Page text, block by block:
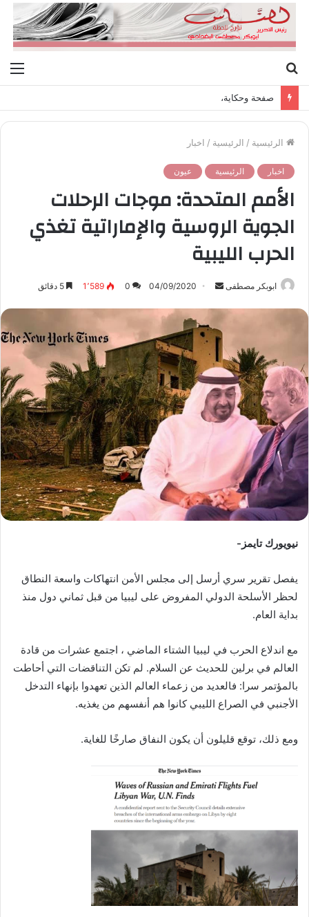
عن
صفحة وحكاية،
الرئيسية / الرئيسية / اخبار
اخبار الرئيسية عيون
الأمم المتحدة: موجات الرحلات
الجوية الروسية والإماراتية تغذي
الحرب الليبية
ابوبكر مصطفى
ل
ر
ي
د
ا
ر
و
04/09/2020
0 1٬589
نيويورك تايمز-
يفصل تقرير سري أرسل إلى مجلس الأمن انتهاكات واسعة النطاق
لحظر الأسلحة الدولي المفروض على ليبيا من قبل ثماني دول منذ
بداية العام.
مع اندلاع الحرب في ليبيا الشتاء الماضي ، اجتمع عشرات من قادة
العالم في برلين للحديث عن السلام. لم تكن التناقضات التي أحاطت
بالمؤتمر سرا: فالعديد من زعماء العالم الذين تعهدوا بإنهاء التدخل
الأجنبي في الصراع الليبي كانوا هم أنفسهم من يغذيه.
ومع ذلك، توقع قليلون أن يكون النفاق صارخًا للغاية.